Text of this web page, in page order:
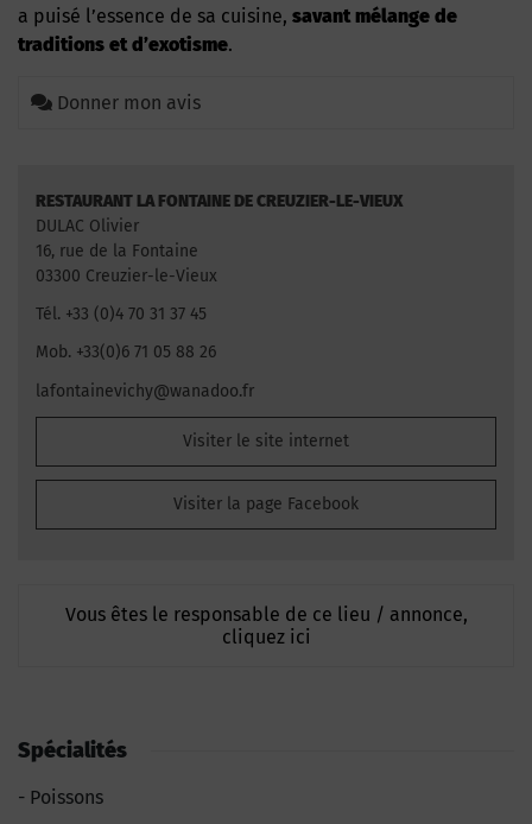
a puisé l’essence de sa cuisine, savant mélange de
traditions et d’exotisme.
Donner mon avis
RESTAURANT LA FONTAINE DE CREUZIER-LE-VIEUX
DULAC Olivier
16, rue de la Fontaine
03300 Creuzier-le-Vieux
Tél. +33 (0)4 70 31 37 45
Mob. +33(0)6 71 05 88 26
lafontainevichy@wanadoo.fr
Visiter le site internet
Visiter la page Facebook
Vous êtes le responsable de ce lieu / annonce,
cliquez ici
Spécialités
Poissons